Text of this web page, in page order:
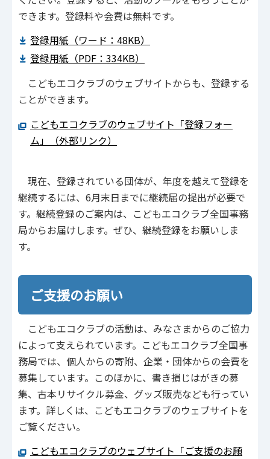
できます。登録料や会費は無料です。
登録用紙（ワード：48KB）
登録用紙（PDF：334KB）
こどもエコクラブのウェブサイトからも、登録する
ことができます。
こどもエコクラブのウェブサイト「登録フォー
ム」（外部リンク）
現在、登録されている団体が、年度を越えて登録を
継続するには、6月末日までに継続届の提出が必要で
す。継続登録のご案内は、こどもエコクラブ全国事務
局からお届けします。ぜひ、継続登録をお願いしま
す。
ご支援のお願い
こどもエコクラブの活動は、みなさまからのご協力
によって支えられています。こどもエコクラブ全国事
務局では、個人からの寄附、企業・団体からの会費を
募集しています。このほかに、書き損じはがきの募
集、古本リサイクル募金、グッズ販売なども行ってい
ます。詳しくは、こどもエコクラブのウェブサイトを
ご覧ください。
こどもエコクラブのウェブサイト「ご支援のお願